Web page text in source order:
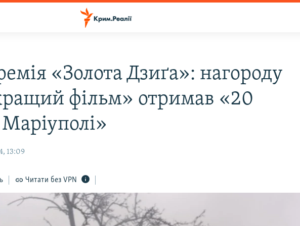
«Золота Дзиґа»: нагороду
фільм» отримав «20
13:09
Читати без VPN